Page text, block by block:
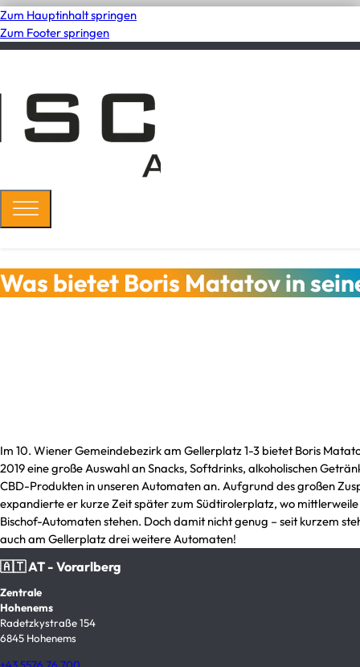
Zum Hauptinhalt springen
Zum Footer springen
Was bietet Boris Matatov in
Im 10. Wiener Gemeindebezirk am Gellerplatz 1-3 bietet Boris
2019 eine große Auswahl an Snacks, Softdrinks, alkoholischen
CBD-Produkten in unseren Automaten an. Aufgrund des großen
expandierte er kurze Zeit später zum Südtirolerplatz, wo
Bischof-Automaten stehen. Doch damit nicht genug – seit kurzem
auch am Gellerplatz drei weitere Automaten!
🇦🇹 AT - Vorarlberg
Zentrale
Hohenems
Radetzkystraße 154
6845 Hohenems
+43 5576 76 700